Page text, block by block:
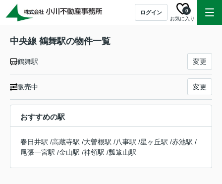
ログイン
お気に入り
0
中央線 鶴舞駅の物件一覧
鶴舞駅 変更
販売中 変更
おすすめの駅
春日井駅 /高蔵寺駅 /大曽根駅 /八事駅 /星ヶ丘駅 /赤池駅 /
尾張一宮駅 /金山駅 /神領駅 /瓢箪山駅